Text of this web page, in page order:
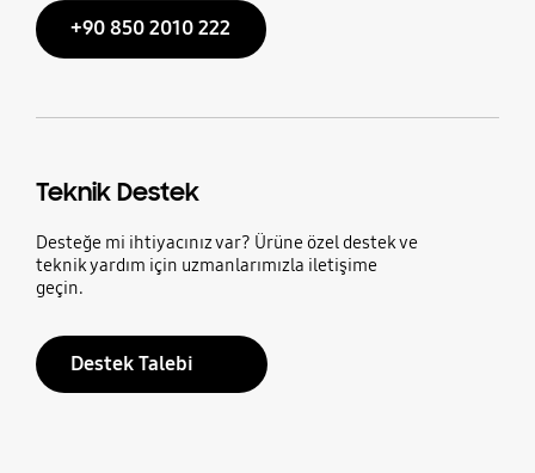
+90 850 2010 222
Teknik Destek
Desteğe mi ihtiyacınız var? Ürüne özel destek ve
teknik yardım için uzmanlarımızla iletişime
geçin.
Destek Talebi